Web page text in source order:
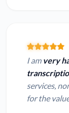
I am very
services,
for the